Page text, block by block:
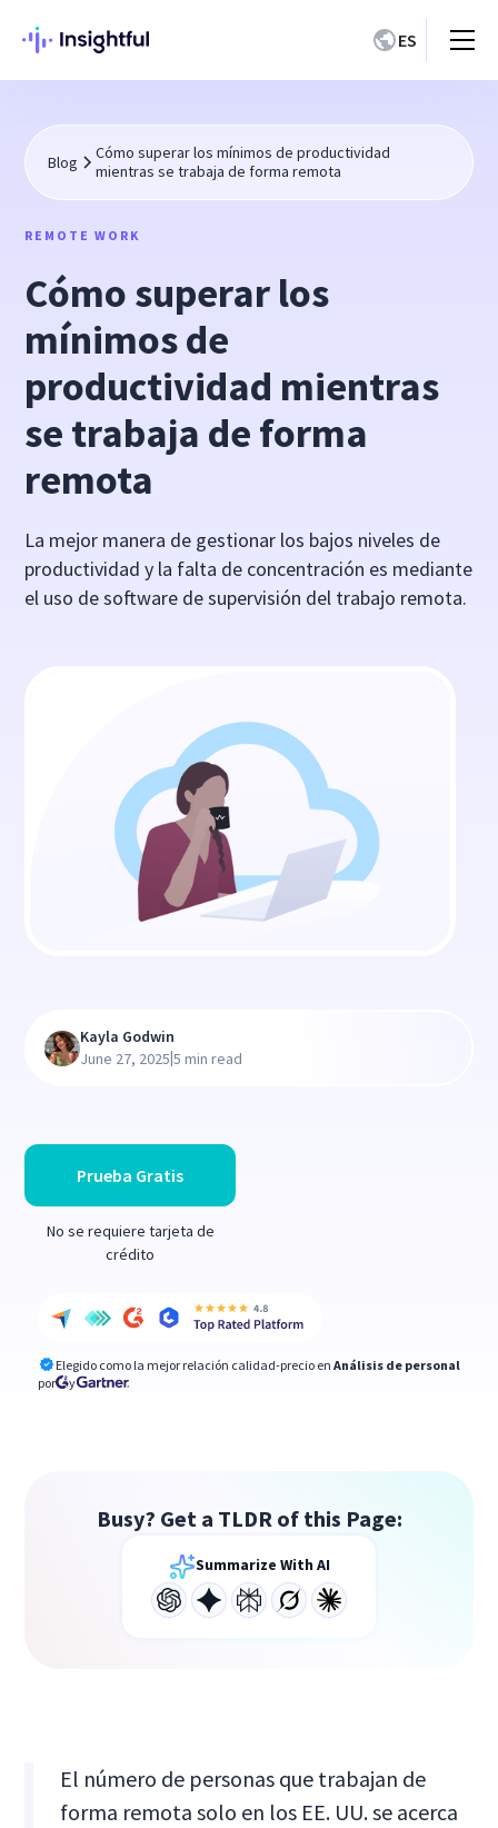
ES
Blog
Cómo superar los mínimos de productividad
mientras se trabaja de forma remota
REMOTE WORK
Cómo superar los
mínimos de
productividad mientras
se trabaja de forma
remota
La mejor manera de gestionar los bajos niveles de
productividad y la falta de concentración es mediante
el uso de software de supervisión del trabajo remota.
Prueba Gratis
No se requiere tarjeta de
crédito
Elegido como la mejor relación calidad-precio en Análisis de personal
por
y
Kayla Godwin
June 27, 2025|5 min read
Busy? Get a TLDR of this Page:
Summarize With AI
El número de personas que trabajan de
forma remota solo en los EE. UU. se acerca